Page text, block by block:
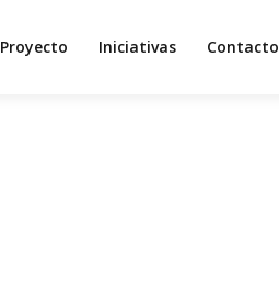
Proyecto Iniciativas Contacto